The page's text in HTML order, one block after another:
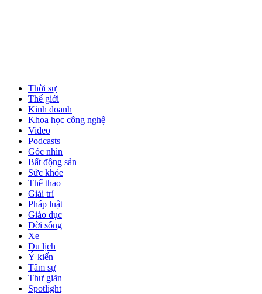
Thời sự
Thế giới
Kinh doanh
Khoa học công nghệ
Video
Podcasts
Góc nhìn
Bất động sản
Sức khỏe
Thể thao
Giải trí
Pháp luật
Giáo dục
Đời sống
Xe
Du lịch
Ý kiến
Tâm sự
Thư giãn
Spotlight